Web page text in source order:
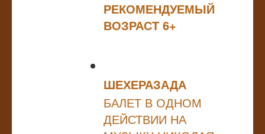
РЕКОМЕНДУЕМЫЙ
ВОЗРАСТ 6+
ШЕХЕРАЗАДА
БАЛЕТ В ОДНОМ
ДЕЙСТВИИ НА